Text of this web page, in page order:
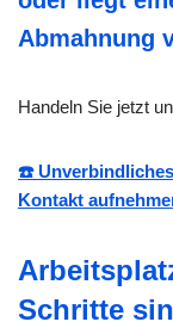
Abmahnung
Handeln Sie jetzt
☎️
Kontakt
Schritte